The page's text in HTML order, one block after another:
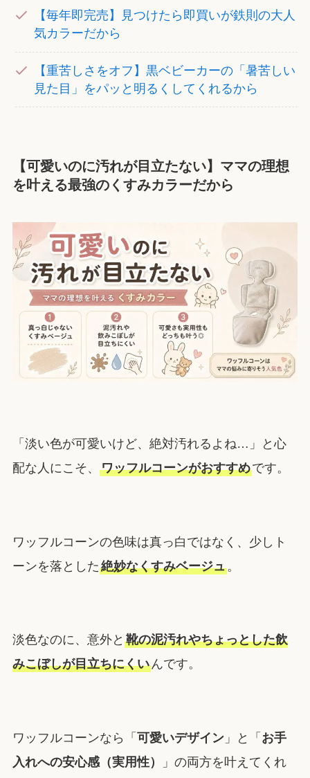
【毎年即完売】見つけたら即買いが鉄則の大人
気カラーだから
【重苦しさをオフ】黒ベビーカーの「暑苦しい
見た目」をパッと明るくしてくれるから
【可愛いのに汚れが目立たない】ママの理想
を叶える最強のくすみカラーだから
「淡い色が可愛いけど、絶対汚れるよね…」と心
配な人にこそ、 ワッフルコーンがおすすめです。
ワッフルコーンの色味は真っ白ではなく、少しト
ーンを落とした絶妙なくすみベージュ。
淡色なのに、意外と 靴の泥汚れやちょっとした飲
みこぼしが目立ちにくいんです。
ワッフルコーンなら「 可愛いデザイン」と「 お手
入れへの安心感（実用性）
」の両方を叶えてくれ